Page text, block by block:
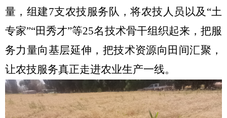
量，组建7支农技服务队，将农技人员以及“土
专家”“田秀才”等25名技术骨干组织起来，把服
务力量向基层延伸，把技术资源向田间汇聚，
让农技服务真正走进农业生产一线。